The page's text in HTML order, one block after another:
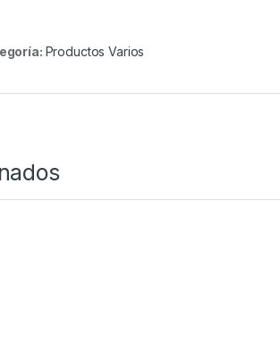
Productos Varios